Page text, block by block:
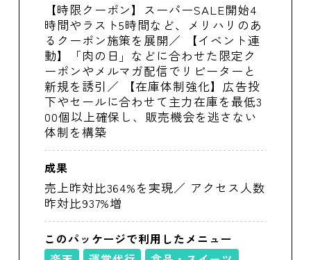
【時限クーポン】スーパーSALE開始4
時間やラスト5時間など、メリハリのあ
るクーポン施策を展開／ 【イベント連
動】「肉の日」などに合わせた限定ク
ーポンやメルマガ配信でリピーターと
新規を誘引／ 【在庫体制強化】広告投
下やセールに合わせて主力在庫を最低3
00個以上確保し、販売機会を逃さない
体制を構築
成果
売上昨対比364%を実現／ アクセス人数
昨対比937%増
このパッケージで利用したメニュー